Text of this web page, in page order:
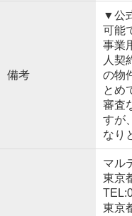
備考
▼公
可能
事業
人契
の物
とめ
審査
すが
なり
マル
東京
東京